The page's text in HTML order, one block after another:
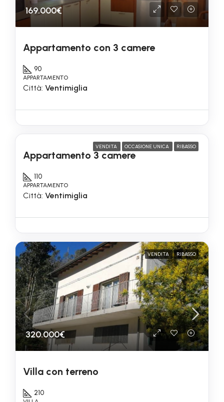
169.000€
Appartamento con 3 camere
90
APPARTAMENTO
Città: Ventimiglia
VENDITA OCCASIONE UNICA RIBASSO
Appartamento 3 camere
110
APPARTAMENTO
Città: Ventimiglia
VENDITA RIBASSO
320.000€
Villa con terreno
210